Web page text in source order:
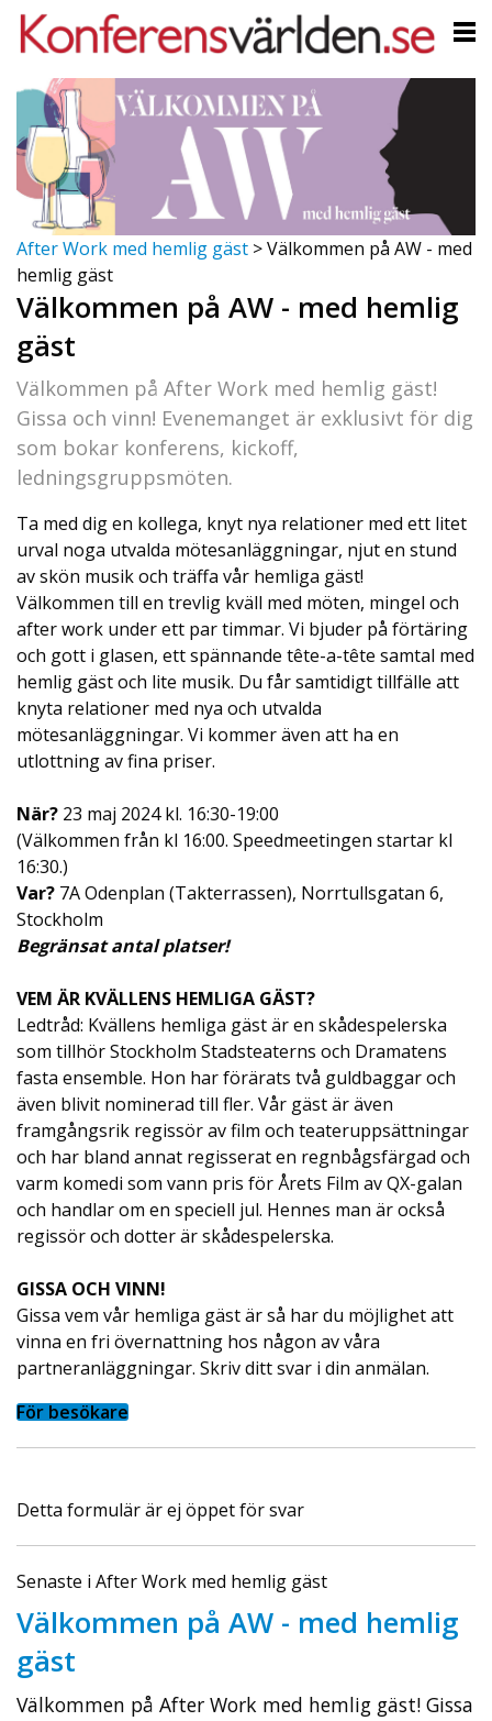
After Work med hemlig gäst >Välkommen på AW - med
hemlig gäst
Välkommen på AW - med hemlig
gäst
Välkommen på After Work med hemlig gäst!
Gissa och vinn! Evenemanget är exklusivt för dig
som bokar konferens, kickoff,
ledningsgruppsmöten.
Ta med dig en kollega, knyt nya relationer med ett litet
urval noga utvalda mötesanläggningar, njut en stund
av skön musik och träffa vår hemliga gäst!
Välkommen till en trevlig kväll med möten, mingel och
after work under ett par timmar. Vi bjuder på förtäring
och gott i glasen, ett spännande tête-a-tête samtal med
hemlig gäst och lite musik. Du får samtidigt tillfälle att
knyta relationer med nya och utvalda
mötesanläggningar. Vi kommer även att ha en
utlottning av fina priser.
När? 23 maj 2024 kl. 16:30-19:00
(Välkommen från kl 16:00. Speedmeetingen startar kl
16:30.)
Var? 7A Odenplan (Takterrassen), Norrtullsgatan 6,
Stockholm
Begränsat antal platser!
VEM ÄR KVÄLLENS HEMLIGA GÄST?
Ledtråd: Kvällens hemliga gäst är en skådespelerska
som tillhör Stockholm Stadsteaterns och Dramatens
fasta ensemble. Hon har förärats två guldbaggar och
även blivit nominerad till fler. Vår gäst är även
framgångsrik regissör av film och teateruppsättningar
och har bland annat regisserat en regnbågsfärgad och
varm komedi som vann pris för Årets Film av QX-galan
och handlar om en speciell jul. Hennes man är också
regissör och dotter är skådespelerska.
GISSA OCH VINN!
Gissa vem vår hemliga gäst är så har du möjlighet att
vinna en fri övernattning hos någon av våra
partneranläggningar. Skriv ditt svar i din anmälan.
För besökare
Detta formulär är ej öppet för svar
Senaste i After Work med hemlig gäst
Välkommen på AW - med hemlig
gäst
Välkommen på After Work med hemlig gäst! Gissa